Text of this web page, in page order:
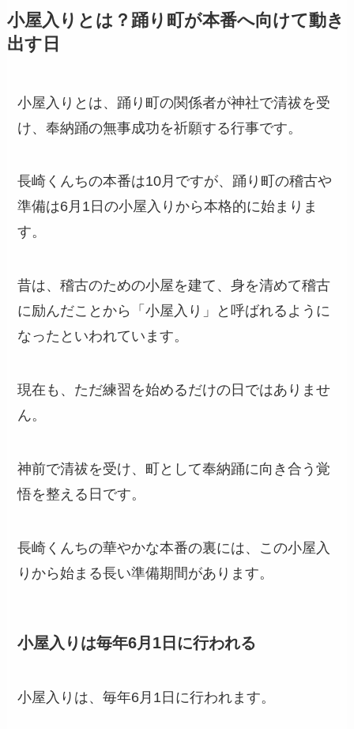
小屋入りとは？踊り町が本番へ向けて動き
出す日
小屋入りとは、踊り町の関係者が神社で清祓を受
け、奉納踊の無事成功を祈願する行事です。
長崎くんちの本番は10月ですが、踊り町の稽古や
準備は6月1日の小屋入りから本格的に始まりま
す。
昔は、稽古のための小屋を建て、身を清めて稽古
に励んだことから「小屋入り」と呼ばれるように
なったといわれています。
現在も、ただ練習を始めるだけの日ではありませ
ん。
神前で清祓を受け、町として奉納踊に向き合う覚
悟を整える日です。
長崎くんちの華やかな本番の裏には、この小屋入
りから始まる長い準備期間があります。
小屋入りは毎年6月1日に行われる
小屋入りは、毎年6月1日に行われます。